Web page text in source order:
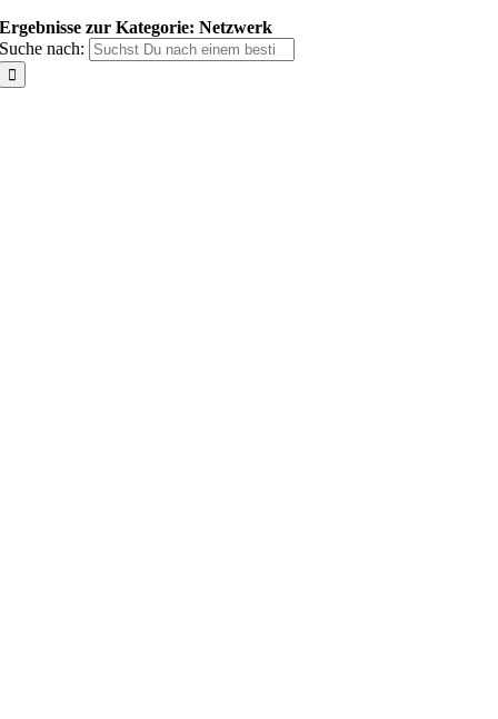
Ergebnisse zur Kategorie: Netzwerk
Suche nach: